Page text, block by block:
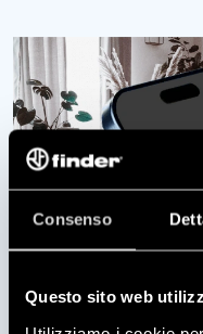
Consenso
Questo sito web